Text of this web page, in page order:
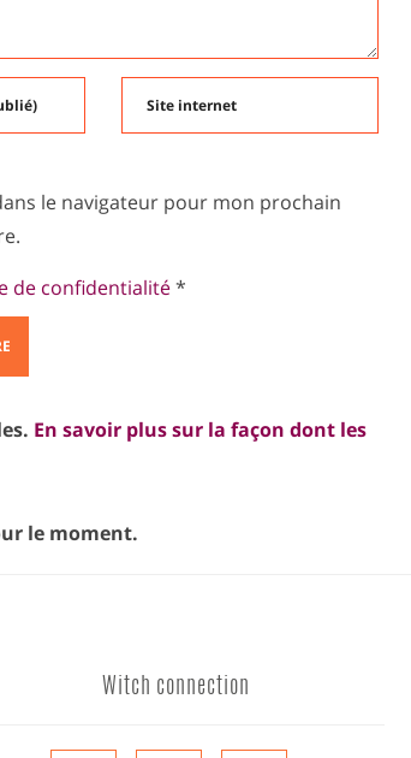
le navigateur pour mon prochain
de confidentialité*
En savoir plus sur la façon dont les
le moment.
Witch connection